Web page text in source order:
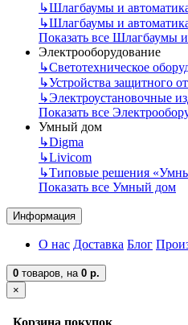
↳Шлагбаумы и
↳Шлагбаумы и
Показать все Шлагбаумы
Электрооборудование
↳Светотехническое
↳Устройства защитного
↳Электроустановочные
Показать все
Умный дом
↳Digma
↳Livicom
↳Типовые решения
Показать все Умный дом
Информация
О нас Доставка Блог
0 товаров, на 0 р.
×